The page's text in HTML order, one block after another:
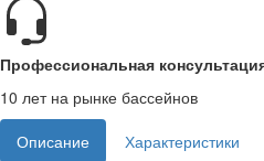
Профессиональная
10 лет на рынке бассейнов
Описание
Характеристики